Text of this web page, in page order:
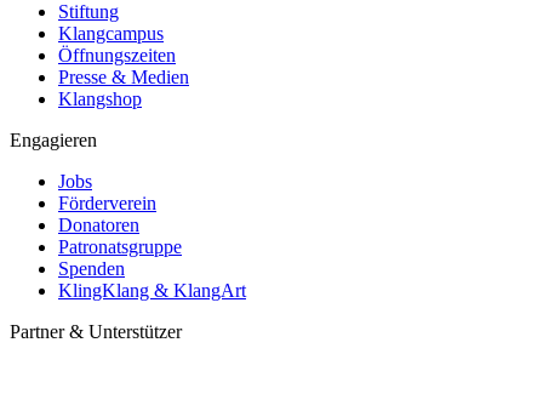
Stiftung
Klangcampus
Öffnungszeiten
Presse & Medien
Klangshop
Engagieren
Jobs
Förderverein
Donatoren
Patronatsgruppe
Spenden
KlingKlang & KlangArt
Partner & Unterstützer